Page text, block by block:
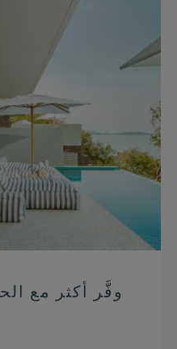
وفَّر أكثر مع